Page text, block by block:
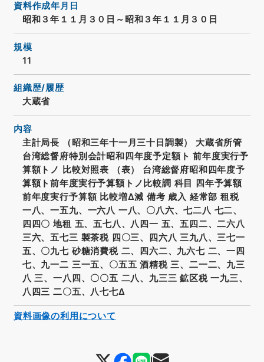
資料作成年月日
昭和３年１１月３０日～昭和３年１１月３０日
規模
11
組織歴/履歴
大蔵省
内容
主計局長 （昭和三年十一月三十日調製） 大蔵省所管
台湾総督府特別会計昭和四年度予定額ト 前年度実行予
算額トノ 比較対照表 （表） 台湾総督府昭和四年度予
算額ト前年度実行予算額トノ比較調 科目 四年予算額
前年度実行予算額 比較増Δ減 備考 歳入 経常部 租税
一八、一五九、一六八 一八、〇八六、七二八 七二、
四四〇 地租 五、五七八、八四一 五、五四二、二六八
三六、五七三 製茶税 四〇三、四六八 三九八、三七一
五、〇九七 砂糖消費税 二、四六二、九六七 二、一四
七、九一二 三一五、〇五五 酒精税 三、二一二、九三
八 三、一八四、〇〇五 二八、九三三 鉱区税 一九三、
八四三 二〇五、八七七Δ
資料画像の利用について